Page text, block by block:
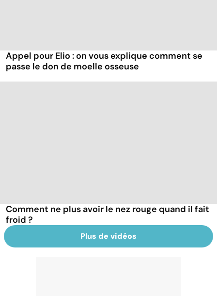
Appel pour Elio : on vous explique comment se
passe le don de moelle osseuse
Comment ne plus avoir le nez rouge quand il fait
froid ?
Plus de vidéos